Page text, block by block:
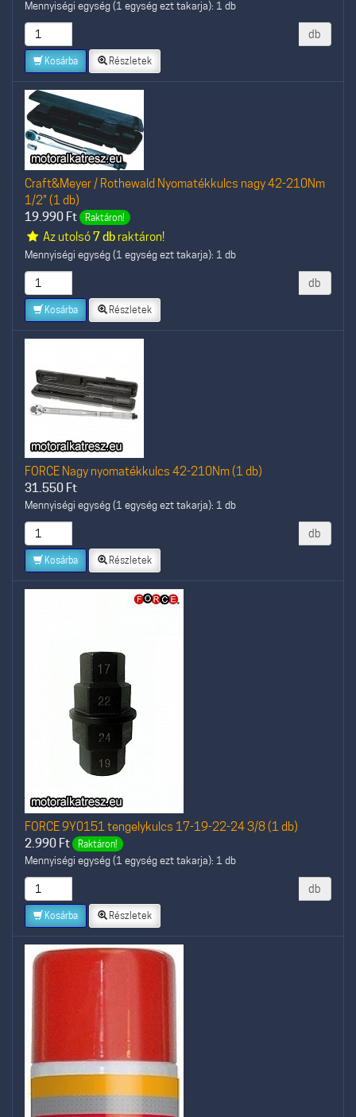
Mennyiségi egység (1 egység ezt takarja): 1 db
db
Kosárba Részletek
Craft&Meyer / Rothewald Nyomatékkulcs nagy 42-210Nm
1/2" (1 db)
19.990 Ft Raktáron!
Az utolsó7 dbraktáron!
Mennyiségi egység (1 egység ezt takarja): 1 db
db
Kosárba Részletek
FORCE Nagy nyomatékkulcs 42-210Nm (1 db)
31.550 Ft
Mennyiségi egység (1 egység ezt takarja): 1 db
db
Kosárba Részletek
FORCE 9Y0151 tengelykulcs 17-19-22-24 3/8 (1 db)
2.990 Ft Raktáron!
Mennyiségi egység (1 egység ezt takarja): 1 db
db
Kosárba Részletek